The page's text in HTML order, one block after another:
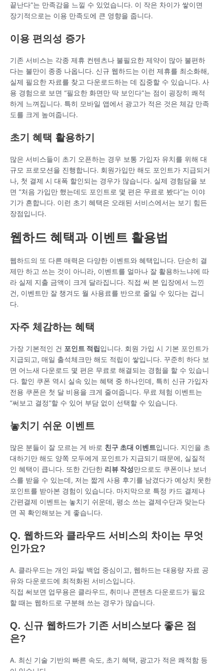
끝난다”는 만족감을 느낄 수 있었습니다. 이 작은 차이가 쌓이면
장기적으로는 이용 만족도에 큰 영향을 줍니다.
이용 편의성 증가
기존 서비스는 각종 제휴 컨텐츠나 불필요한 제약이 많아 불편하
다는 불만이 종종 나옵니다. 신규 웹하드는 이런 제휴를 최소화해,
실제 필요한 자료를 찾고 다운로드하는 데 집중할 수 있습니다. 사
용 경험으로 보면 “필요한 화면만 딱 보인다”는 점이 굉장히 쾌적
하게 느껴집니다. 특히 모바일 앱에서 광고가 적은 것은 체감 만족
도를 크게 높여줍니다.
초기 혜택 활용하기
많은 서비스들이 초기 오픈하는 경우 보통 가입자 유치를 위해 대
규모 프로모션을 진행합니다. 회원가입만 해도 포인트가 지급되거
나, 첫 결제 시 대폭 할인되는 경우가 많습니다. 실제 경험담을 보
면 “처음 가입만 했는데도 포인트로 몇 편은 무료로 봤다”는 이야
기가 흔합니다. 이런 초기 혜택은 오래된 서비스에서는 보기 힘든
장점입니다.
웹하드 혜택과 이벤트 활용법
웹하드의 또 다른 매력은 다양한 이벤트와 혜택입니다. 단순히 결
제만 하고 쓰는 것이 아니라, 이벤트를 얼마나 잘 활용하느냐에 따
라 실제 지출 금액이 크게 달라집니다. 직접 써 본 입장에서 느낀
건, 이벤트만 잘 챙겨도 월 사용료를 반으로 줄일 수 있다는 겁니
다.
자주 체감하는 혜택
가장 기본적인 건 포인트 적립 입니다. 회원 가입 시 기본 포인트가
지급되고, 매일 출석체크만 해도 적립이 쌓입니다. 꾸준히 하다 보
면 어느새 다운로드 몇 편은 무료로 해결되는 경험을 할 수 있습니
다. 할인 쿠폰 역시 실속 있는 혜택 중 하나인데, 특히 신규 가입자
전용 쿠폰은 첫 달 비용을 크게 줄여줍니다. 무료 체험 이벤트는
“써보고 결정”할 수 있어 부담 없이 선택할 수 있습니다.
놓치기 쉬운 이벤트
많은 분들이 잘 모르는 게 바로 친구 초대 이벤트입니다. 지인을 초
대하기만 해도 양쪽 모두에게 포인트가 지급되기 때문에, 실질적
인 혜택이 큽니다. 또한 간단한 리뷰 작성만으로도 쿠폰이나 보너
스를 받을 수 있는데, 저는 짧게 사용 후기를 남겼다가 예상치 못한
포인트를 받아본 경험이 있습니다. 마지막으로 특정 카드 결제나
간편결제 이벤트는 놓치기 쉬운데, 평소 쓰는 결제수단과 맞는다
면 꼭 확인해보는 게 좋습니다.
Q. 웹하드와 클라우드 서비스의 차이는 무엇
인가요?
A. 클라우드는 개인 파일 백업 중심이고, 웹하드는 대용량 자료 공
유와 다운로드에 최적화된 서비스입니다.
직접 써보면 업무용은 클라우드, 취미나 콘텐츠 다운로드가 필요
할 때는 웹하드로 구분해 쓰는 경우가 많습니다.
Q. 신규 웹하드가 기존 서비스보다 좋은 점
은?
A. 최신 기술 기반의 빠른 속도, 초기 혜택, 광고가 적은 쾌적함 등